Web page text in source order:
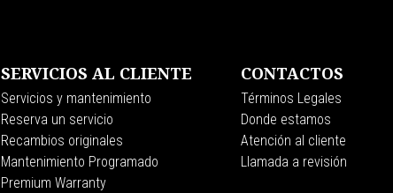
SERVICIOS AL CLIENTE
Servicios y mantenimiento
Reserva un servicio
Recambios originales
Mantenimiento Programado
Premium Warranty
CONTACTOS
Términos Legales
Donde estamos
Atención al cliente
Llamada a revisión